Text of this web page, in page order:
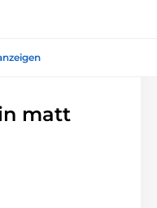
matt